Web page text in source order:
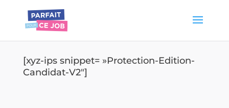
[xyz-ips snippet= »Protection-Edition-
Candidat-V2″]